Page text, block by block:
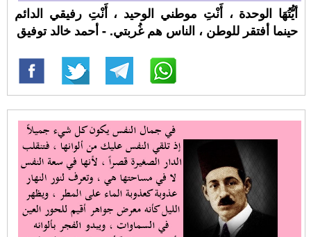
أيُّتُهَا الوحدة ، أَنْتِ موطني الوحيد ، أَنْتِ رفيقي الدائم
حينما أفتقر للوطن ، الناس هم غُربتي. - أحمد خالد توفيق